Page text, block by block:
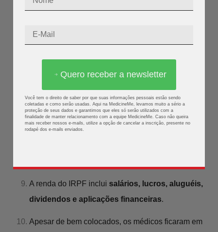
com uma leve recuperação nos últimos dois anos.
O Distrito Federal lidera
salarial: R$ 44.663/mês.
Maranhão tem a menor média :
região Nordeste tem a menor média regional
comR$ 33.970/mês—8,4% abaixo da média
nacional.
A renda do IRPF inclui salários, lucros, aluguéis,
dividendos e aplicações financeiras.
Apesar de bem colocados, os médicos ficaram em
Quero receber a newsletter
Você tem o direito de saber por que suas informações pessoais estão sendo
coletadas e como serão usadas. Aqui na MedicineMe, levamos muito a sério a
proteção de seus dados e garantimos que eles só serão utilizados com a
finalidade de manter relacionamento com a equipe MedicineMe. Caso não queira
mais receber nossos e-mails, utilize a opção de cancelar a inscrição, presente no
rodapé dos e-mails enviados.